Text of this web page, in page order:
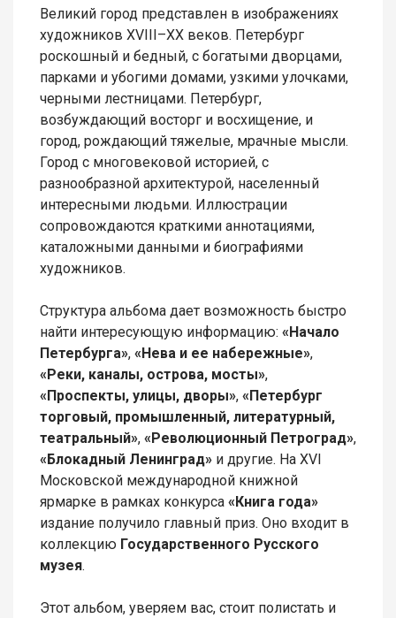
Великий город представлен в изображениях
художников XVIII–XX веков. Петербург
роскошный и бедный, с богатыми дворцами,
парками и убогими домами, узкими улочками,
черными лестницами. Петербург,
возбуждающий восторг и восхищение, и
город, рождающий тяжелые, мрачные мысли.
Город с многовековой историей, с
разнообразной архитектурой, населенный
интересными людьми. Иллюстрации
сопровождаются краткими аннотациями,
каталожными данными и биографиями
художников.
Структура альбома дает возможность быстро
найти интересующую информацию: «Начало
Петербурга», «Нева и ее набережные»,
«Реки, каналы, острова, мосты»,
«Проспекты, улицы, дворы», «Петербург
торговый, промышленный, литературный,
театральный», «Революционный Петроград»,
«Блокадный Ленинград» и другие. На XVI
Московской международной книжной
ярмарке в рамках конкурса «Книга года»
издание получило главный приз. Оно входит в
коллекцию Государственного Русского
музея.
Этот альбом, уверяем вас, стоит полистать и